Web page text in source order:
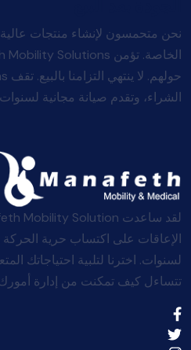
نحن متحمسون لإنشاء منتجات
الشراء، وتقدم صيانة مجانية
الإعاقات على اكتساب حرية
لسنوات. اخترنا لتلبية احتياجاتك
تتساءل كيف تمكنت من إدارة أمورك